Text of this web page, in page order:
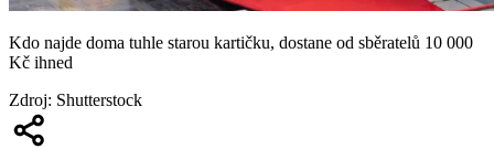
Kdo najde doma tuhle starou kartičku, dostane od sběratelů 10 000
Kč ihned
Zdroj: Shutterstock